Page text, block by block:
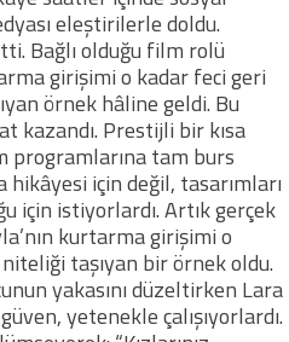
eleştirilerle doldu.
Bağlı olduğu film rolü
girişimi o kadar feci geri
örnek hâline geldi. Bu
kazandı. Prestijli bir kısa
programlarına tam burs
için değil, tasarımları
için istiyorlardı. Artık gerçek
kurtarma girişimi o
taşıyan bir örnek oldu.
yakasını düzeltirken Lara
yetenekle çalışıyorlardı.